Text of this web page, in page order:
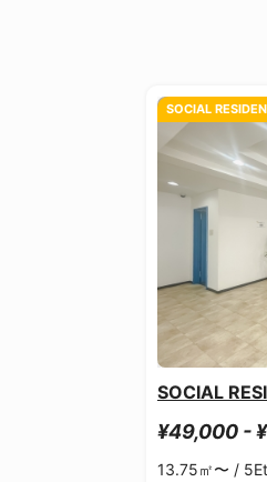
SOCIAL
SOCIAL
¥49,000 -
13.75㎡〜 /